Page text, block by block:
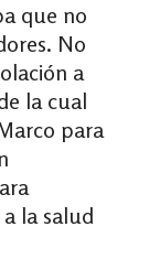
que no
No
a
la cual
para
la salud